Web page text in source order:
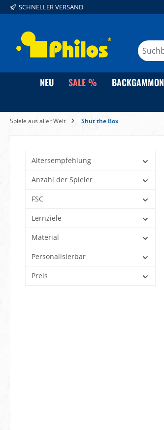
Zur Hauptnavigation springen
SCHNELLER VERSAND
NEU SALE % BACKGAMMON
Spiele aus aller Welt Shut the Box
Altersempfehlung
Anzahl der Spieler
FSC
Lernziele
Material
Personalisierbar
Preis